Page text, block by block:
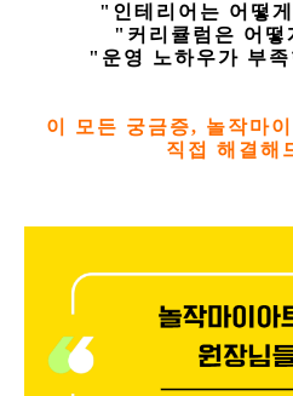
"인테리어는 어떻
"커리큘럼은 어떻
"운영 노하우가 부
이 모든 궁금증, 놀작마
직접 해결해